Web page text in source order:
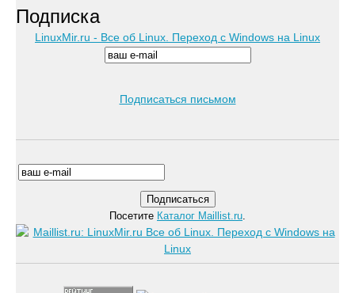
Подписка
LinuxMir.ru - Все об Linux. Переход с Windows на Linux
Подписаться письмом
Посетите Каталог Maillist.ru.